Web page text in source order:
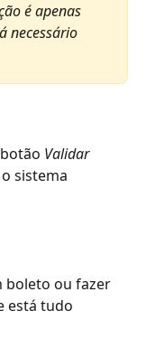
é apenas
necessário
Validar
sistema
boleto ou fazer
está tudo